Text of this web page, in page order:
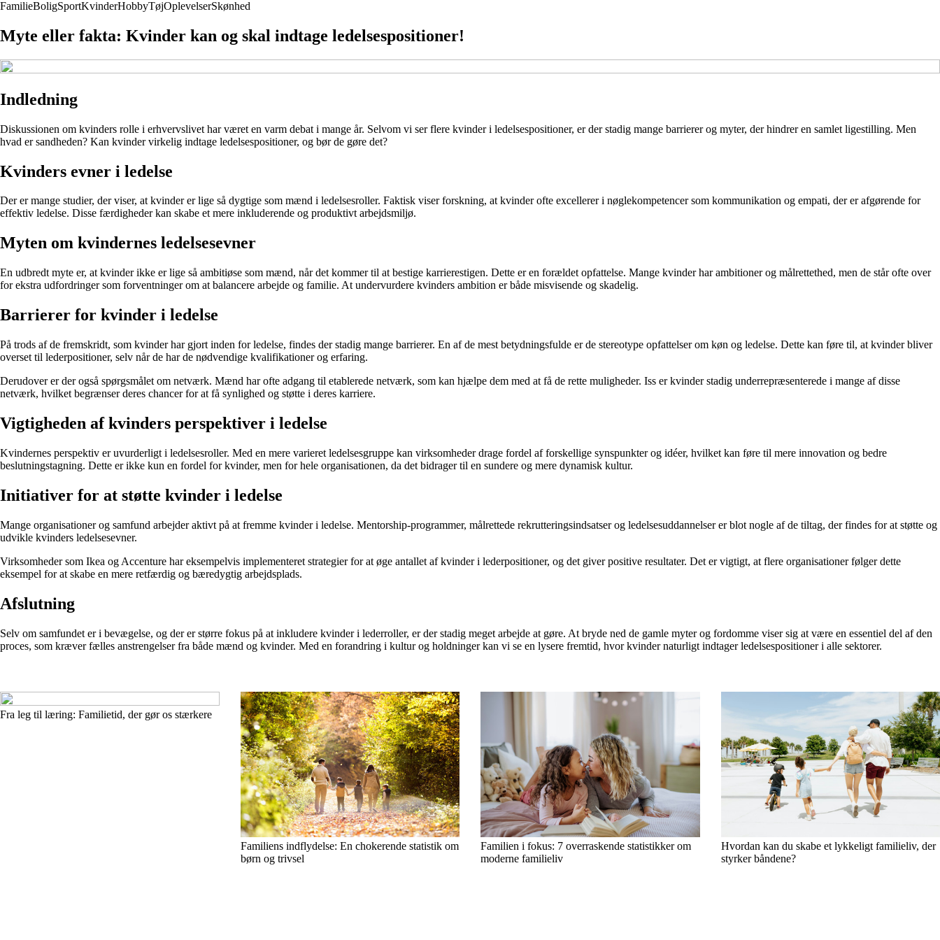
FamilieBoligSportKvinderHobbyTøjOplevelserSkønhed
Myte eller fakta: Kvinder kan og skal indtage ledelsespositioner!
Indledning
Diskussionen om kvinders rolle i erhvervslivet har været en varm debat i mange år. Selvom vi ser flere kvinder i ledelsespositioner, er der stadig mange barrierer og myter, der hindrer en samlet ligestilling. Men
hvad er sandheden? Kan kvinder virkelig indtage ledelsespositioner, og bør de gøre det?
Kvinders evner i ledelse
Der er mange studier, der viser, at kvinder er lige så dygtige som mænd i ledelsesroller. Faktisk viser forskning, at kvinder ofte excellerer i nøglekompetencer som kommunikation og empati, der er afgørende for
effektiv ledelse. Disse færdigheder kan skabe et mere inkluderende og produktivt arbejdsmiljø.
Myten om kvindernes ledelsesevner
En udbredt myte er, at kvinder ikke er lige så ambitiøse som mænd, når det kommer til at bestige karrierestigen. Dette er en forældet opfattelse. Mange kvinder har ambitioner og målrettethed, men de står ofte over
for ekstra udfordringer som forventninger om at balancere arbejde og familie. At undervurdere kvinders ambition er både misvisende og skadelig.
Barrierer for kvinder i ledelse
På trods af de fremskridt, som kvinder har gjort inden for ledelse, findes der stadig mange barrierer. En af de mest betydningsfulde er de stereotype opfattelser om køn og ledelse. Dette kan føre til, at kvinder bliver
overset til lederpositioner, selv når de har de nødvendige kvalifikationer og erfaring.
Derudover er der også spørgsmålet om netværk. Mænd har ofte adgang til etablerede netværk, som kan hjælpe dem med at få de rette muligheder. Iss er kvinder stadig underrepræsenterede i mange af disse
netværk, hvilket begrænser deres chancer for at få synlighed og støtte i deres karriere.
Vigtigheden af kvinders perspektiver i ledelse
Kvindernes perspektiv er uvurderligt i ledelsesroller. Med en mere varieret ledelsesgruppe kan virksomheder drage fordel af forskellige synspunkter og idéer, hvilket kan føre til mere innovation og bedre
beslutningstagning. Dette er ikke kun en fordel for kvinder, men for hele organisationen, da det bidrager til en sundere og mere dynamisk kultur.
Initiativer for at støtte kvinder i ledelse
Mange organisationer og samfund arbejder aktivt på at fremme kvinder i ledelse. Mentorship-programmer, målrettede rekrutteringsindsatser og ledelsesuddannelser er blot nogle af de tiltag, der findes for at støtte og
udvikle kvinders ledelsesevner.
Virksomheder som Ikea og Accenture har eksempelvis implementeret strategier for at øge antallet af kvinder i lederpositioner, og det giver positive resultater. Det er vigtigt, at flere organisationer følger dette
eksempel for at skabe en mere retfærdig og bæredygtig arbejdsplads.
Afslutning
Selv om samfundet er i bevægelse, og der er større fokus på at inkludere kvinder i lederroller, er der stadig meget arbejde at gøre. At bryde ned de gamle myter og fordomme viser sig at være en essentiel del af den
proces, som kræver fælles anstrengelser fra både mænd og kvinder. Med en forandring i kultur og holdninger kan vi se en lysere fremtid, hvor kvinder naturligt indtager ledelsespositioner i alle sektorer.
Fra leg til læring: Familietid, der gør os stærkere
Familiens indflydelse: En chokerende statistik om
børn og trivsel
Familien i fokus: 7 overraskende statistikker om
moderne familieliv
Hvordan kan du skabe et lykkeligt familieliv, der
styrker båndene?